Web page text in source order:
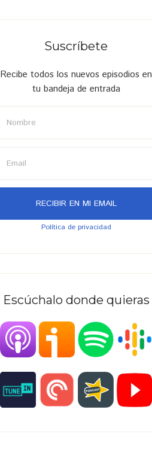
Suscríbete
Recibe todos los nuevos episodios en
tu bandeja de entrada
Política de privacidad
Escúchalo donde quieras